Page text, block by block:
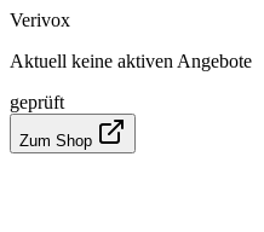
Verivox
Aktuell keine aktiven Angebote
geprüft
Zum Shop